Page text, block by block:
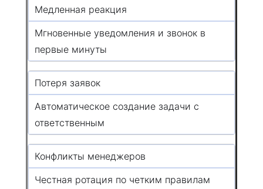
Медленная реакция
Мгновенные уведомления и звонок в
первые минуты
Потеря заявок
Автоматическое создание задачи с
ответственным
Конфликты менеджеров
Честная ротация по четким правилам